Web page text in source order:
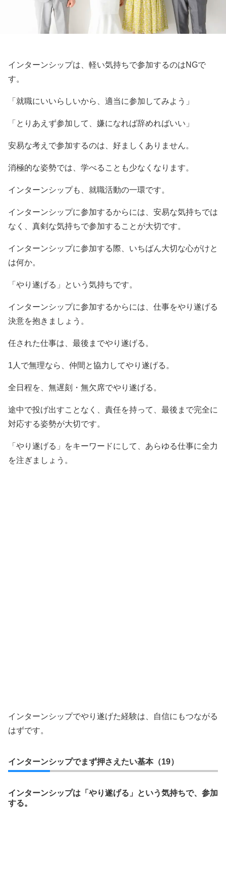
インターンシップは、軽い気持ちで参加するのはNGで
す。
「就職にいいらしいから、適当に参加してみよう」
「とりあえず参加して、嫌になれば辞めればいい」
安易な考えで参加するのは、好ましくありません。
消極的な姿勢では、学べることも少なくなります。
インターンシップも、就職活動の一環です。
インターンシップに参加するからには、安易な気持ちでは
なく、真剣な気持ちで参加することが大切です。
インターンシップに参加する際、いちばん大切な心がけと
は何か。
「やり遂げる」という気持ちです。
インターンシップに参加するからには、仕事をやり遂げる
決意を抱きましょう。
任された仕事は、最後までやり遂げる。
1人で無理なら、仲間と協力してやり遂げる。
全日程を、無遅刻・無欠席でやり遂げる。
途中で投げ出すことなく、責任を持って、最後まで完全に
対応する姿勢が大切です。
「やり遂げる」をキーワードにして、あらゆる仕事に全力
を注ぎましょう。
インターンシップでやり遂げた経験は、自信にもつながる
はずです。
インターンシップでまず押さえたい基本（19）
インターンシップは「やり遂げる」という気持ちで、参加
する。